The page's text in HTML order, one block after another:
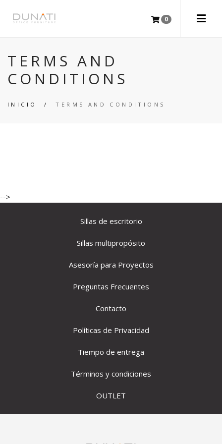
0
TERMS AND
CONDITIONS
INICIO /TERMS AND CONDITIONS
-->
Sillas de escritorio
Sillas multipropósito
Asesoría para Proyectos
Preguntas Frecuentes
Contacto
Políticas de Privacidad
Tiempo de entrega
Términos y condiciones
OUTLET